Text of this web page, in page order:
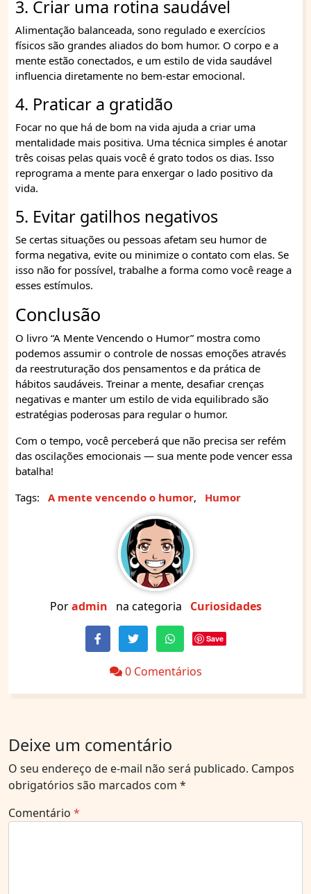
3. Criar uma rotina saudável
Alimentação balanceada, sono regulado e exercícios
físicos são grandes aliados do bom humor. O corpo e a
mente estão conectados, e um estilo de vida saudável
influencia diretamente no bem-estar emocional.
4. Praticar a gratidão
Focar no que há de bom na vida ajuda a criar uma
mentalidade mais positiva. Uma técnica simples é anotar
três coisas pelas quais você é grato todos os dias. Isso
reprograma a mente para enxergar o lado positivo da
vida.
5. Evitar gatilhos negativos
Se certas situações ou pessoas afetam seu humor de
forma negativa, evite ou minimize o contato com elas. Se
isso não for possível, trabalhe a forma como você reage a
esses estímulos.
Conclusão
O livro “A Mente Vencendo o Humor” mostra como
podemos assumir o controle de nossas emoções através
da reestruturação dos pensamentos e da prática de
hábitos saudáveis. Treinar a mente, desafiar crenças
negativas e manter um estilo de vida equilibrado são
estratégias poderosas para regular o humor.
Com o tempo, você perceberá que não precisa ser refém
das oscilações emocionais — sua mente pode vencer essa
batalha!
Tags:
A mente vencendo o humor, Humor
Poradmin na categoria Curiosidades
Save
0 Comentários
Deixe um comentário
O seu endereço de e-mail não será publicado. Campos
obrigatórios são marcados com *
Comentário *